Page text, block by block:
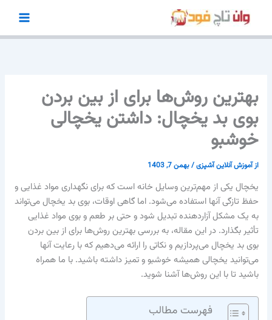
محتوا
بهترین روش‌ها برای از بین بردن
بوی بد یخچال: داشتن یخچالی
خوشبو
ازآموزش آنلاین آشپزی/بهمن 7, 1403
یخچال یکی از مهم‌ترین وسایل خانه است که برای نگهداری مواد غذایی و
حفظ تازگی آنها استفاده می‌شود. اما گاهی اوقات، بوی بد یخچال می‌تواند
به یک مشکل آزاردهنده تبدیل شود و حتی بر طعم و بوی مواد غذایی
تأثیر بگذارد. در این مقاله، به بررسی بهترین روش‌ها برای از بین بردن
بوی بد یخچال می‌پردازیم و نکاتی را ارائه می‌دهیم که با رعایت آنها
می‌توانید یخچالی همیشه خوشبو و تمیز داشته باشید. با ما همراه
باشید تا با این روش‌ها آشنا شوید.
فهرست مطالب